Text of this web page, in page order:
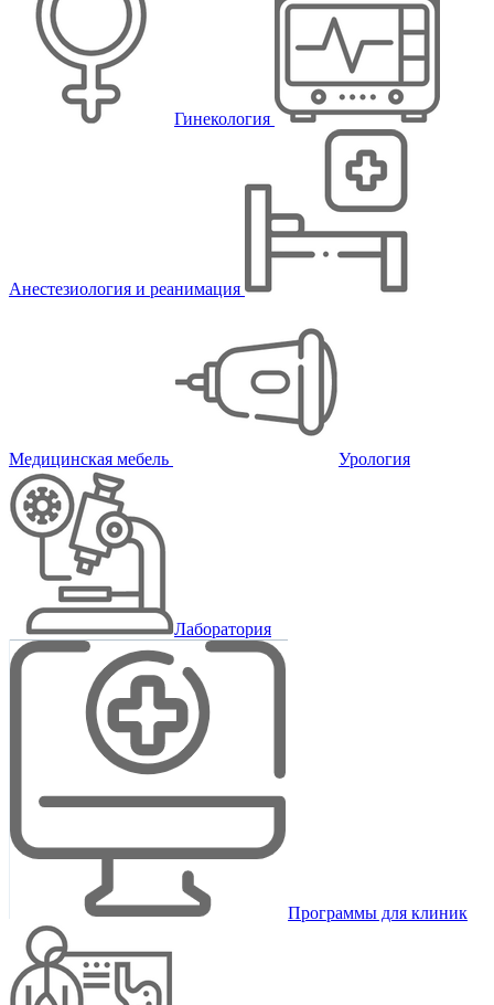
Гинекология
Анестезиология и реанимация
Медицинская мебель Урология
Лаборатория
Программы для клиник